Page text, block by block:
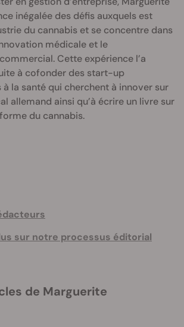
inégalée des défis auxquels est
du cannabis et se concentre dans
médicale et le
Cette expérience l’a
à cofonder des start-up
à la santé qui cherchent à innover sur
allemand ainsi qu’à écrire un livre sur
du cannabis.
sur notre processus éditorial
de Marguerite